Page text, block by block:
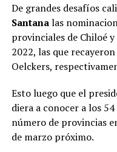
De grandes desafíos
Santanalas
provinciales de Chiloé
2022, las que
Oelckers,
Esto luego que el
diera a conocer a los
número de provincias
de marzo próximo.